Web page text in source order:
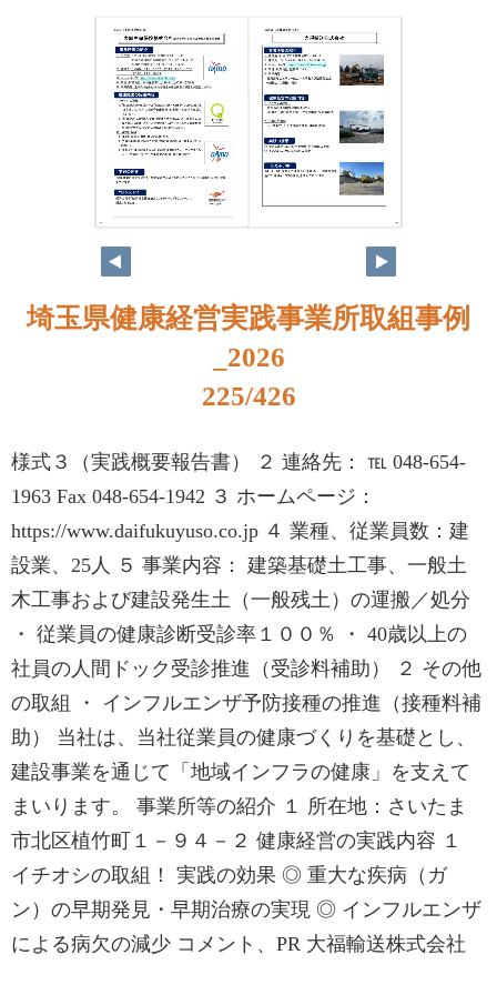
209
208
埼玉県健康経営実践事業所取組事例
_2026
225/426
様式３（実践概要報告書） ２ 連絡先： ℡ 048-654-
1963 Fax 048-654-1942 ３ ホームページ：
https://www.daifukuyuso.co.jp ４ 業種、従業員数：建
設業、25人 ５ 事業内容： 建築基礎土工事、一般土
木工事および建設発生土（一般残土）の運搬／処分
・ 従業員の健康診断受診率１００％ ・ 40歳以上の
社員の人間ドック受診推進（受診料補助） ２ その他
の取組 ・ インフルエンザ予防接種の推進（接種料補
助） 当社は、当社従業員の健康づくりを基礎とし、
建設事業を通じて「地域インフラの健康」を支えて
まいります。 事業所等の紹介 １ 所在地：さいたま
市北区植竹町１－９４－２ 健康経営の実践内容 １
イチオシの取組！ 実践の効果 ◎ 重大な疾病（ガ
ン）の早期発見・早期治療の実現 ◎ インフルエンザ
による病欠の減少 コメント、PR 大福輸送株式会社